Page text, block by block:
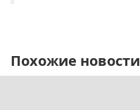
Похожие новости